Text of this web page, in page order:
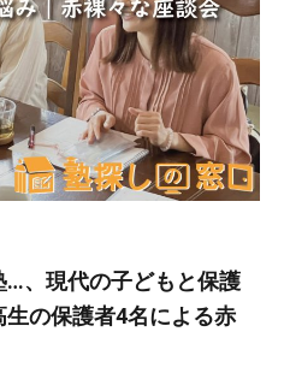
…、現代の子どもと保護
の保護者4名による赤